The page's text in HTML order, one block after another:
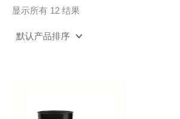
显示所有 12 结果